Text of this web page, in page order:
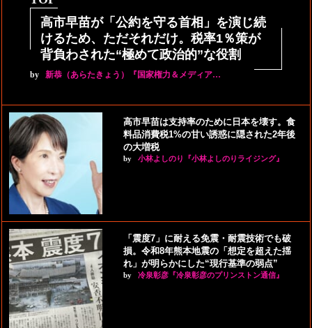
高市早苗が「公約を守る首相」を演じ続
けるため、ただそれだけ。税率1％策が
背負わされた“極めて政治的”な役割
by 新恭（あらたきょう）『国家権力＆メディア…
高市早苗は支持率のために日本を壊す。食
料品消費税1%の甘い誘惑に隠された2年後
の大増税
by 小林よしのり『小林よしのりライジング』
「震度7」に耐える免震・耐震技術でも破
損。令和8年熊本地震の「想定を超えた揺
れ」が明らかにした“現行基準の弱点”
by 冷泉彰彦『冷泉彰彦のプリンストン通信』